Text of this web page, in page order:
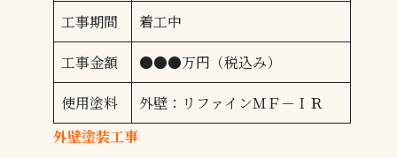
工事期間
着工中
工事金額
●●●万円（税込み）
使用塗料
外壁：リファインＭＦ－ＩＲ
外壁塗装工事